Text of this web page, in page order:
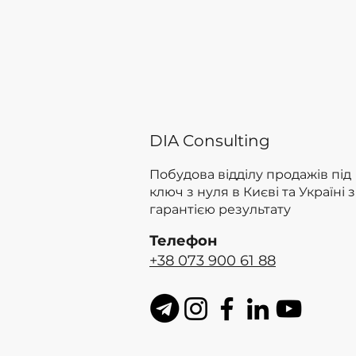
DIA Consulting
Побудова відділу продажів під
ключ з нуля в Києві та Україні з
гарантією результату
Телефон
+38 073 900 61 88